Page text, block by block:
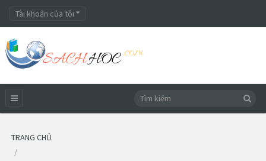
Tài khoản của tôi
TRANG CHỦ